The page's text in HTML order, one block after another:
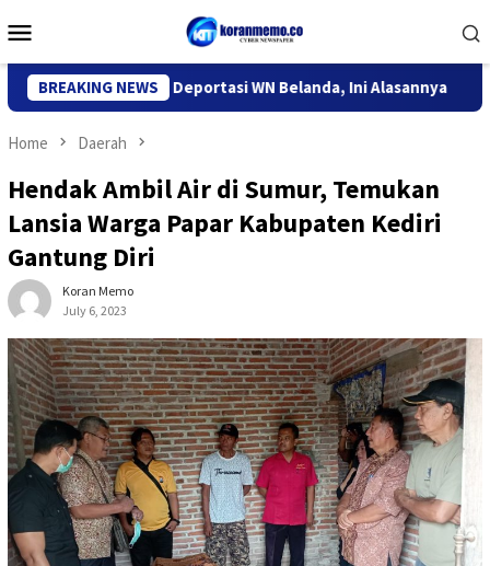
to
Menu
BREAKING NEWS
Kediri Deportasi WN Belanda, Ini Alasannya 9 Desa
Home Daerah
Hendak Ambil Air di Sumur, Temukan
Lansia Warga Papar Kabupaten Kediri
Gantung Diri
Koran Memo
July 6, 2023